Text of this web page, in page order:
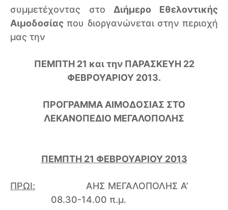
συμμετέχοντας στο Διήμερο Εθελοντικής
Αιμοδοσίας που διοργανώνεται στην περιοχή
μας την
ΠΕΜΠΤΗ 21 και την ΠΑΡΑΣΚΕΥΗ 22
ΦΕΒΡΟΥΑΡΙΟΥ 2013.
ΠΡΟΓΡΑΜΜΑ ΑΙΜΟΔΟΣΙΑΣ ΣΤΟ
ΛΕΚΑΝΟΠΕΔΙΟ ΜΕΓΑΛΟΠΟΛΗΣ
ΠΕΜΠΤΗ 21 ΦΕΒΡΟΥΑΡΙΟΥ 2013
ΠΡΩΙ:
ΑΗΣ ΜΕΓΑΛΟΠΟΛΗΣ Α’
08.30-14.00 π.μ.